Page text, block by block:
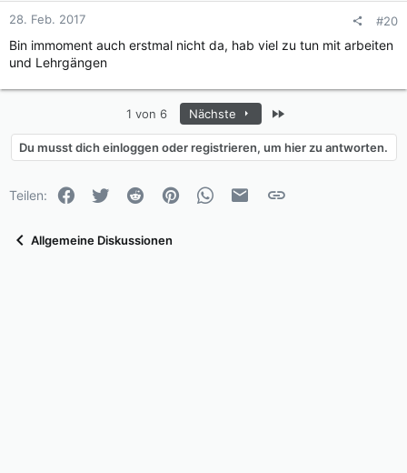
28. Feb. 2017 #20
Bin immoment auch erstmal nicht da, hab viel zu tun mit arbeiten
und Lehrgängen
1 von 6 Nächste
Du musst dich einloggen oder registrieren, um hier zu antworten.
Teilen: Facebook
Twitter Reddit PinterestWhatsApp
E-MailLink
Allgemeine Diskussionen